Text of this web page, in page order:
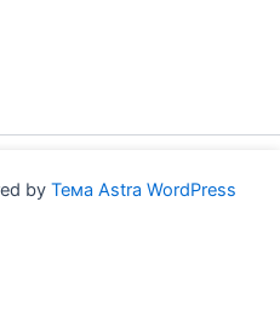
by Тема Astra WordPress